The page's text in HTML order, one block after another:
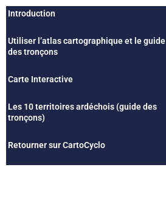
Introduction
Utiliser l’atlas cartographique et le guide
des tronçons
Carte Interactive
Les 10 territoires ardéchois (guide des
tronçons)
Retourner sur CartoCyclo